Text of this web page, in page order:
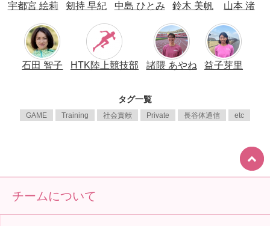
宇都宮 絵莉 剱持 早紀 中島 ひとみ 鈴木 美帆 山本 渚
石田 智子 HTK陸上競技部 諸隈 あやね 益子芽里
タグ一覧
GAME Training 社会貢献 Private 長谷体通信 etc
チームについて